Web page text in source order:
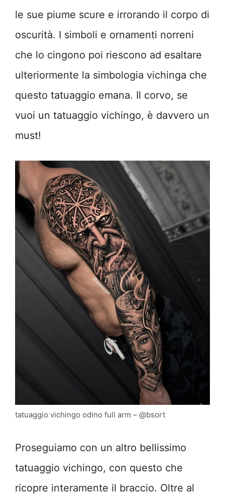
le sue piume scure e irrorando il corpo di
oscurità. I simboli e ornamenti norreni
che lo cingono poi riescono ad esaltare
ulteriormente la simbologia vichinga che
questo tatuaggio emana. Il corvo, se
vuoi un tatuaggio vichingo, è davvero un
must!
tatuaggio vichingo odino full arm – @bsort
Proseguiamo con un altro bellissimo
tatuaggio vichingo, con questo che
ricopre interamente il braccio. Oltre al